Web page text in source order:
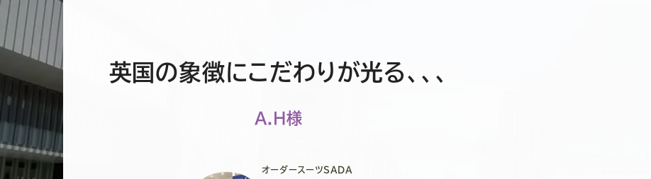
英国の象徴にこだわりが光る、、、
A.H様
オーダースーツSADA